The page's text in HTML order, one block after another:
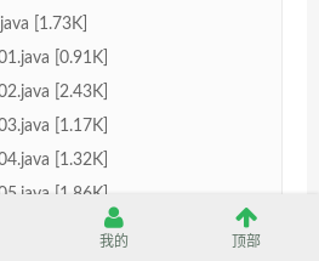
[1.73K]
[0.91K]
[2.43K]
[1.17K]
[1.32K]
[1.86K]
[1.19K]
我的 顶部